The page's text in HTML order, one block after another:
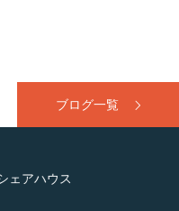
ブログ一覧
アハウス